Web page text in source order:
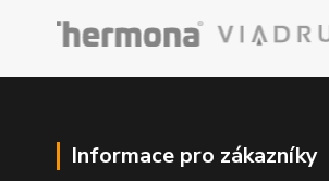
Informace pro zákazníky